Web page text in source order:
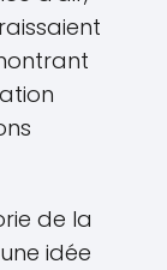
de la
idée